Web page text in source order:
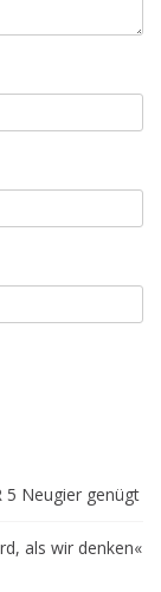
5 Neugier genügt
als wir denken«